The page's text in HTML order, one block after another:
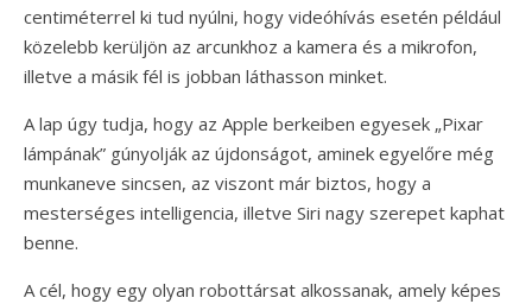
centiméterrel ki tud nyúlni, hogy videóhívás esetén például
közelebb kerüljön az arcunkhoz a kamera és a mikrofon,
illetve a másik fél is jobban láthasson minket.
A lap úgy tudja, hogy az Apple berkeiben egyesek „Pixar
lámpának” gúnyolják az újdonságot, aminek egyelőre még
munkaneve sincsen, az viszont már biztos, hogy a
mesterséges intelligencia, illetve Siri nagy szerepet kaphat
benne.
A cél, hogy egy olyan robottársat alkossanak, amely képes